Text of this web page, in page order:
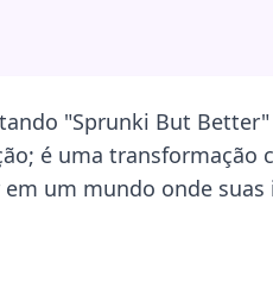
"Sprunki But Better"
é uma transformação
um mundo onde suas